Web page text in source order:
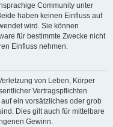
Community unter
haben keinen Einfluss auf
wird. Sie können
für bestimmte Zwecke nicht
Einfluss nehmen.
von Leben, Körper
Vertragspflichten
ein vorsätzliches oder grob
Dies gilt auch für mittelbare
Gewinn.